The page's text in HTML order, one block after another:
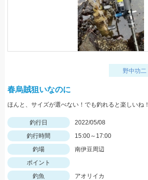
野中功二
春烏賊狙いなのに
ほんと、サイズが選べない！でも釣れると楽しいね！
釣行日
2022/05/08
釣行時間
15:00～17:00
釣場
南伊豆周辺
ポイント
釣魚
アオリイカ